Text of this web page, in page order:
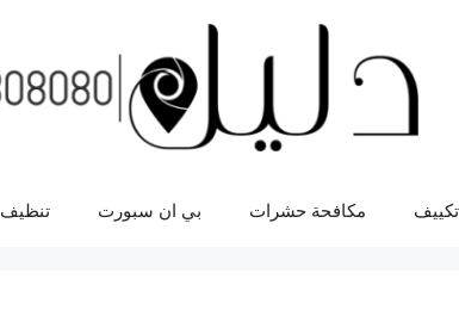
تكييف مكافحة حشرات بي ان سبورت تنظيف